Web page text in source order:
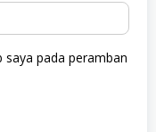
saya pada peramban